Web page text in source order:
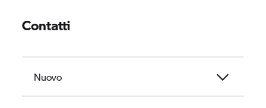
Contatti
Nuovo